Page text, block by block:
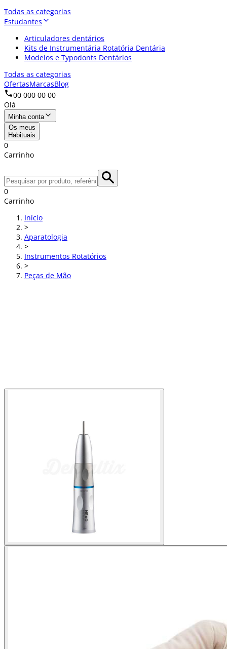
Todas as categorias
Estudantes
Articuladores dentários
Kits de Instrumentária Rotatória Dentária
Modelos e Typodonts Dentários
Todas as categorias
OfertasMarcasBlog
00 000 00 00
Olá
Minha conta
Os meus
Habituais
0
Carrinho
0
Carrinho
Início
>
Aparatologia
>
Instrumentos Rotatórios
>
Peças de Mão